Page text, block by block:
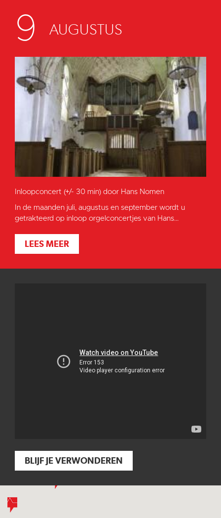
9 AUGUSTUS
Inloopconcert (+/- 30 min) door Hans Nomen
In de maanden juli, augustus en september wordt u
getrakteerd op inloop orgelconcertjes van Hans...
LEES MEER
BLIJF JE VERWONDEREN